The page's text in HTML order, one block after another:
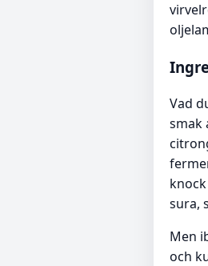
Vad
smak
sura,
Men
och